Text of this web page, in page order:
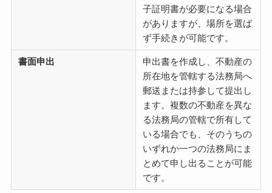
子証明書が必要になる場合
がありますが、場所を選ば
ず手続きが可能です。
書面申出
申出書を作成し、不動産の
所在地を管轄する法務局へ
郵送または持参して提出し
ます。複数の不動産を異な
る法務局の管轄で所有して
いる場合でも、そのうちの
いずれか一つの法務局にま
とめて申し出ることが可能
です。